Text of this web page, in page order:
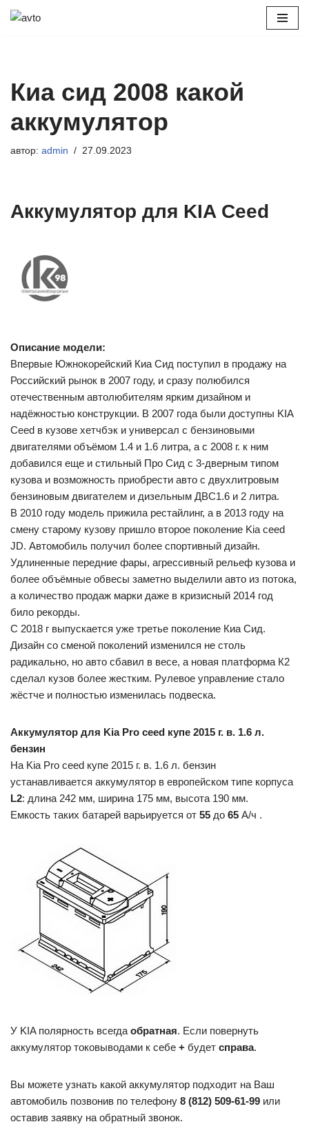
Киа сид 2008 какой
аккумулятор
автор: admin 27.09.2023
Аккумулятор для KIA Ceed
Описание модели:
Впервые Южнокорейский Киа Сид поступил в продажу на
Российский рынок в 2007 году, и сразу полюбился
отечественным автолюбителям ярким дизайном и
надёжностью конструкции. В 2007 года были доступны KIA
Ceed в кузове хетчбэк и универсал с бензиновыми
двигателями объёмом 1.4 и 1.6 литра, а с 2008 г. к ним
добавился еще и стильный Про Сид с 3-дверным типом
кузова и возможность приобрести авто с двухлитровым
бензиновым двигателем и дизельным ДВС1.6 и 2 литра.
В 2010 году модель прижила рестайлинг, а в 2013 году на
смену старому кузову пришло второе поколение Kia ceed
JD. Автомобиль получил более спортивный дизайн.
Удлиненные передние фары, агрессивный рельеф кузова и
более объёмные обвесы заметно выделили авто из потока,
а количество продаж марки даже в кризисный 2014 год
било рекорды.
С 2018 г выпускается уже третье поколение Киа Сид.
Дизайн со сменой поколений изменился не столь
радикально, но авто сбавил в весе, а новая платформа К2
сделал кузов более жестким. Рулевое управление стало
жёстче и полностью изменилась подвеска.
Аккумулятор для Kia Pro ceed купе 2015 г. в. 1.6 л.
бензин
На Kia Pro ceed купе 2015 г. в. 1.6 л. бензин
устанавливается аккумулятор в европейском типе корпуса
L2: длина 242 мм, ширина 175 мм, высота 190 мм.
Емкость таких батарей варьируется от 55 до 65 А/ч .
У KIA полярность всегда обратная. Если повернуть
аккумулятор токовыводами к себе + будет справа.
Вы можете узнать какой аккумулятор подходит на Ваш
автомобиль позвонив по телефону 8 (812) 509-61-99 или
оставив заявку на обратный звонок.